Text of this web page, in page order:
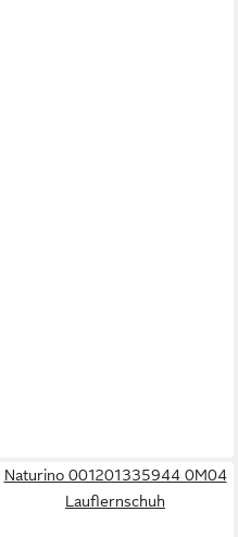
Naturino 001201335944 0M04
Lauflernschuh